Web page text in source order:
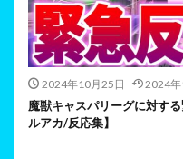
2024年10月25日 2024年
魔獣キャスパリーグに対す
ルアカ/反応集】